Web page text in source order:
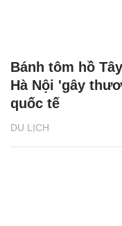
DU LỊCH
Bánh tôm hồ
Hà Nội 'gây
quốc tế